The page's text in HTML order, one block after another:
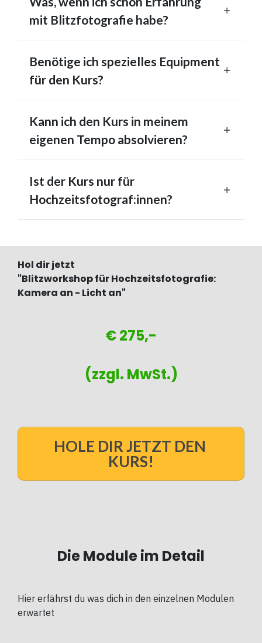
mit Blitzfotografie habe?
Benötige ich spezielles Equipment
für den Kurs?
Kann ich den Kurs in meinem
eigenen Tempo absolvieren?
Ist der Kurs nur für
Hochzeitsfotograf:innen?
Hol dir jetzt
"Blitzworkshop für Hochzeitsfotografie:
Kamera an - Licht an"
€ 275,-
(zzgl. MwSt.)
HOLE DIR JETZT DEN
KURS!
Die Module im Detail
Hier erfährst du was dich in den einzelnen Modulen
erwartet